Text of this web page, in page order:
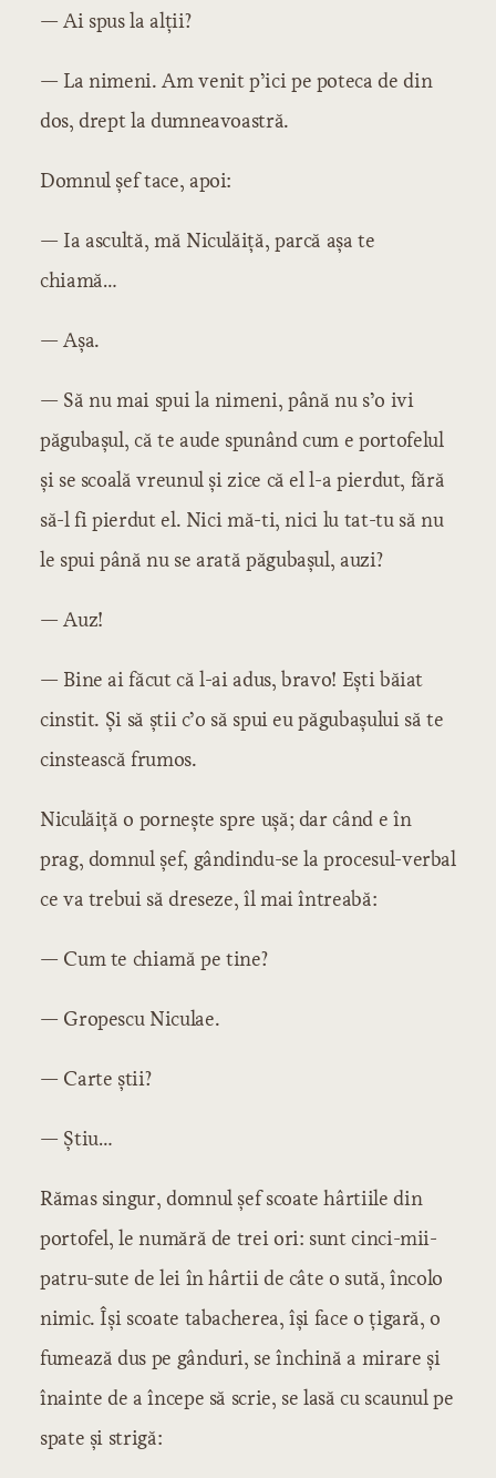
— Ai spus la alții?
— La nimeni. Am venit p’ici pe poteca de din
dos, drept la dumneavoastră.
Domnul șef tace, apoi:
— Ia ascultă, mă Niculăiță, parcă așa te
chiamă…
— Așa.
— Să nu mai spui la nimeni, până nu s’o ivi
păgubașul, că te aude spunând cum e portofelul
și se scoală vreunul și zice că el l-a pierdut, fără
să-l fi pierdut el. Nici mă-ti, nici lu tat-tu să nu
le spui până nu se arată păgubașul, auzi?
— Auz!
— Bine ai făcut că l-ai adus, bravo! Ești băiat
cinstit. Și să știi c’o să spui eu păgubașului să te
cinstească frumos.
Niculăiță o pornește spre ușă; dar când e în
prag, domnul șef, gândindu-se la procesul-verbal
ce va trebui să dreseze, îl mai întreabă:
— Cum te chiamă pe tine?
— Gropescu Niculae.
— Carte știi?
— Știu…
Rămas singur, domnul șef scoate hârtiile din
portofel, le numără de trei ori: sunt cinci-mii-
patru-sute de lei în hârtii de câte o sută, încolo
nimic. Își scoate tabacherea, își face o țigară, o
fumează dus pe gânduri, se închină a mirare și
înainte de a începe să scrie, se lasă cu scaunul pe
spate și strigă: